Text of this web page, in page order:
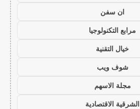
ان سفن
مرابع التكنولوجيا
خيال التقنية
شوف ويب
مجلة الاسهم
الشرقية الاقتصادية